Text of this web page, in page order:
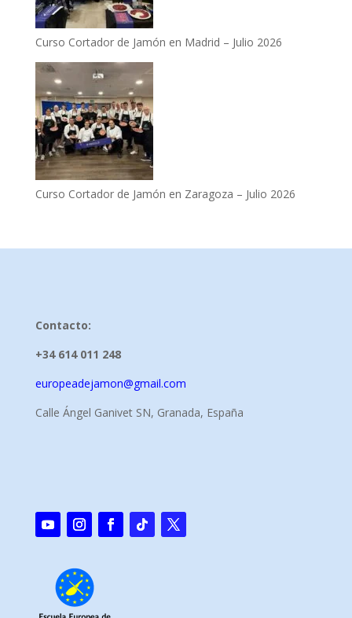
Curso Cortador de Jamón en Madrid – Julio 2026
Curso Cortador de Jamón en Zaragoza – Julio 2026
Contacto:
+34 614 011 248
europeadejamon@gmail.com
Calle Ángel Ganivet SN, Granada, España